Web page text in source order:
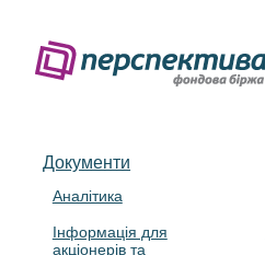
Документи
Аналітика
Інформація для
акціонерів та